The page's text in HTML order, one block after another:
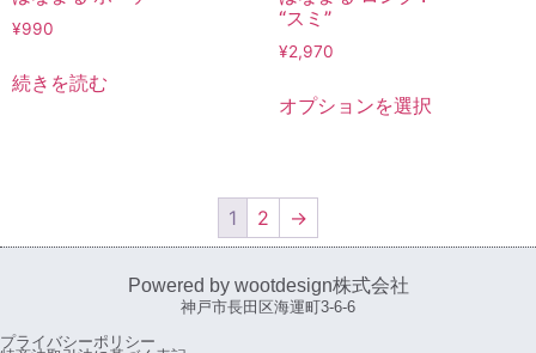
¥990
続きを読む
“スミ”
¥2,970
オプションを選択
1 2 →
Powered by wootdesign株式会社
神戸市長田区海運町3-6-6
プライバシーポリシー